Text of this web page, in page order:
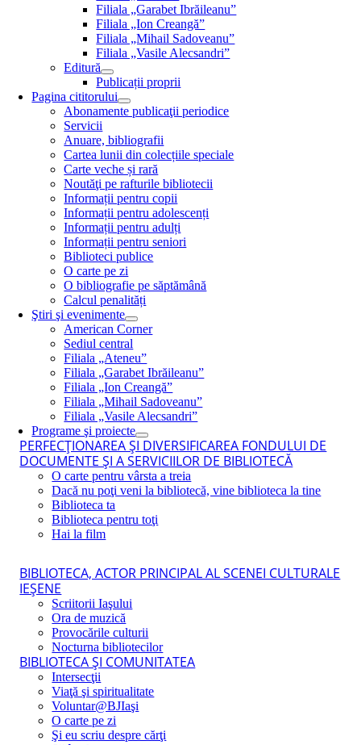
Filiala „Garabet Ibrăileanu”
Filiala „Ion Creangă”
Filiala „Mihail Sadoveanu”
Filiala „Vasile Alecsandri”
Editură
Publicații proprii
Pagina cititorului
Abonamente publicaţii periodice
Servicii
Anuare, bibliografii
Cartea lunii din colecțiile speciale
Carte veche și rară
Noutăţi pe rafturile bibliotecii
Informații pentru copii
Informații pentru adolescenți
Informații pentru adulți
Informații pentru seniori
Biblioteci publice
O carte pe zi
O bibliografie pe săptămână
Calcul penalități
Ştiri şi evenimente
American Corner
Sediul central
Filiala „Ateneu”
Filiala „Garabet Ibrăileanu”
Filiala „Ion Creangă”
Filiala „Mihail Sadoveanu”
Filiala „Vasile Alecsandri”
Programe şi proiecte
PERFECŢIONAREA ŞI DIVERSIFICAREA FONDULUI DE
DOCUMENTE ŞI A SERVICIILOR DE BIBLIOTECĂ
O carte pentru vârsta a treia
Dacă nu poţi veni la bibliotecă, vine biblioteca la tine
Biblioteca ta
Biblioteca pentru toţi
Hai la film
BIBLIOTECA, ACTOR PRINCIPAL AL SCENEI CULTURALE
IEŞENE
Scriitorii Iaşului
Ora de muzică
Provocările culturii
Nocturna bibliotecilor
BIBLIOTECA ŞI COMUNITATEA
Intersecţii
Viaţă şi spiritualitate
Voluntar@BJIaşi
O carte pe zi
Şi eu scriu despre cărţi